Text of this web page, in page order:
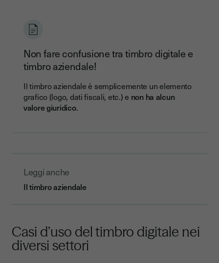
Non fare confusione tra timbro digitale e
timbro aziendale!
Il timbro aziendale è semplicemente un elemento
grafico (logo, dati fiscali, etc.) e non ha alcun
valore giuridico.
Leggi anche
Il timbro aziendale
Casi d’uso del timbro digitale nei
diversi settori